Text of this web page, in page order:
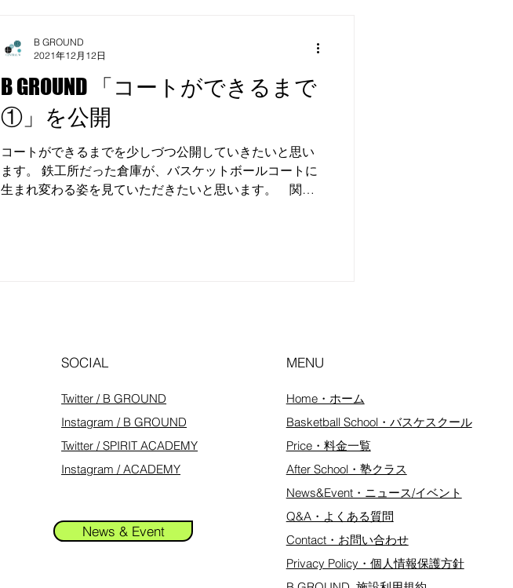
B GROUND 「コートができるまで
①」を公開
コートができるまでを少しづつ公開していきたいと思い
ます。 鉄工所だった倉庫が、バスケットボールコートに
生まれ変わる姿を見ていただきたいと思います。 関わ
B GROUND
2021年12月12日
SOCIAL
Twitter / B GROUND
Instagram / B GROUND
Twitter / SPIRIT ACADEMY
Instagram / ACADEMY
News & Event
MENU
Home・ホーム
Basketball School・バスケスクール
Price・料金一覧
After School・塾クラス
News&Event・ニュース/イベント
Q&A・よくある質問
Contact・お問い合わせ
​Privacy Policy・個人情報保護方針